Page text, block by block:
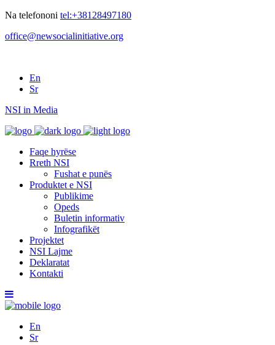
Na telefononi tel:+38128497180
office@newsocialinitiative.org
En
Sr
NSI in Media
Faqe hyrëse
Rreth NSI
Fushat e punës
Produktet e NSI
Publikime
Opeds
Buletin informativ
Infografikët
Projektet
NSI Lajme
Deklaratat
Kontakti
En
Sr